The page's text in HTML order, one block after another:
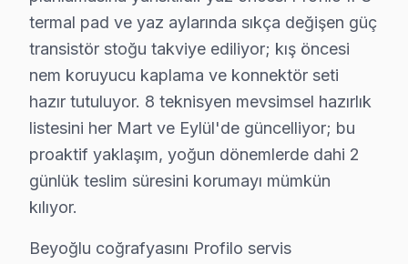
Profilo Servis: 15 Yıl Deneyim
✓ 15+ Yıl Deneyim
✓ Yazılı Garanti Belgesi
✓ Orijinal Yedek Parça
termal pad ve yaz aylarında sıkça değişen güç
transistör stoğu takviye ediliyor; kış öncesi
nem koruyucu kaplama ve konnektör seti
hazır tutuluyor. 8 teknisyen mevsimsel hazırlık
listesini her Mart ve Eylül'de güncelliyor; bu
proaktif yaklaşım, yoğun dönemlerde dahi 2
günlük teslim süresini korumayı mümkün
kılıyor.
Beyoğlu coğrafyasını Profilo servis